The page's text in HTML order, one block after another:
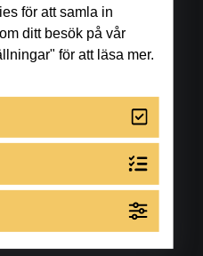
för att samla in
ditt besök på vår
för att läsa mer.